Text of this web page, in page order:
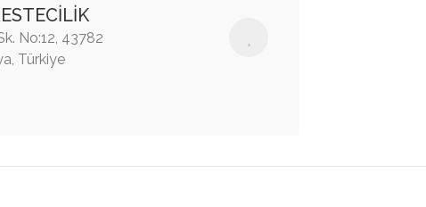
No:12, 43782
Türkiye